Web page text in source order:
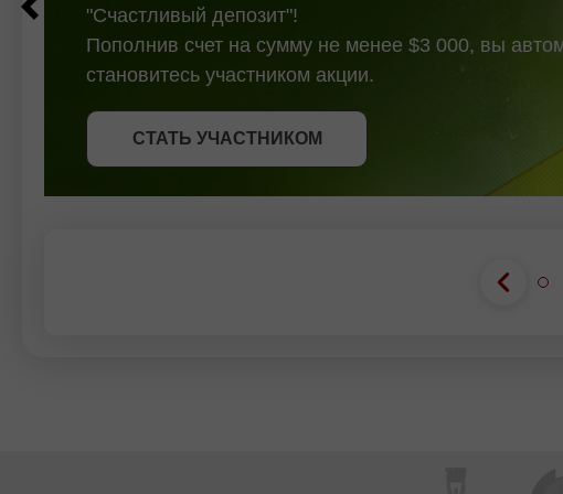
СТАТЬ УЧАСТНИКОМ
"Счастливый депозит"!
Пополнив счет на сумму не менее $3 000, вы
становитесь участником акции.
СТАТЬ УЧАСТНИКОМ
ПОЛУЧИТЬ БОНУС